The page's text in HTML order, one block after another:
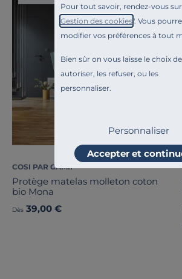
Pour tout savoir, rendez-vous
Gestion des cookies". Vous
modifier vos préférences à tout
Bien sûr on vous laisse le choix
autoriser, les refuser, ou les
personnaliser.
Personnaliser
Accepter et
COSI PAR CAMIF
Protège matelas molleton coton
bio Mona
Dès 39,00 €